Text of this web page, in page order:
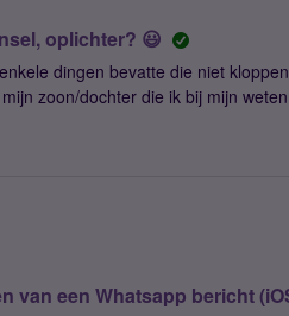
oplichter? 😃
dingen bevatte die niet
zoon/dochter die ik bij mijn
WhatsApp naar me.....xxxxxxxxx en
weet, dat ik als man geen mam ben
van een Whatsapp bericht